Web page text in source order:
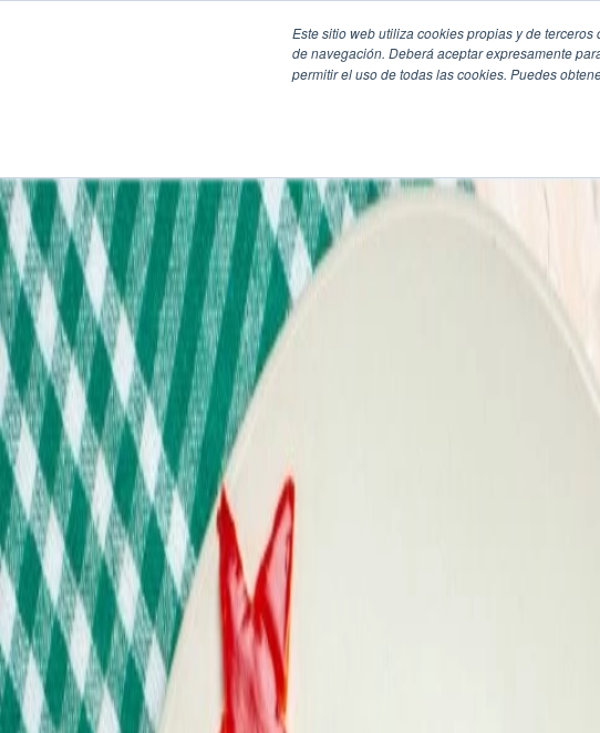
Este sitio web utiliza cookies propias y de
de navegación. Deberá aceptar expresamente
permitir el uso de todas las cookies. Puedes
SECCIONES
EBOOKSMULTIMEDIA
NEWSLETTERS
EVENTOBOLSA DE TRABAJO
Soluciones y tecnología alimentaria
Bebidas
Lácteos y derivados
Panificación y snacks
Cárnicos y alternativas plant-based
Confitería
Suplementos alimenticios
Métodos de control y regulaciones
Seguridad e inocuidad alimentaria
Normatividad y regulaciones
Packaging y procesamiento
Materiales
Diseño e innovación
Envasado y procesamiento
Ebooks
Multimedia
Newsletters